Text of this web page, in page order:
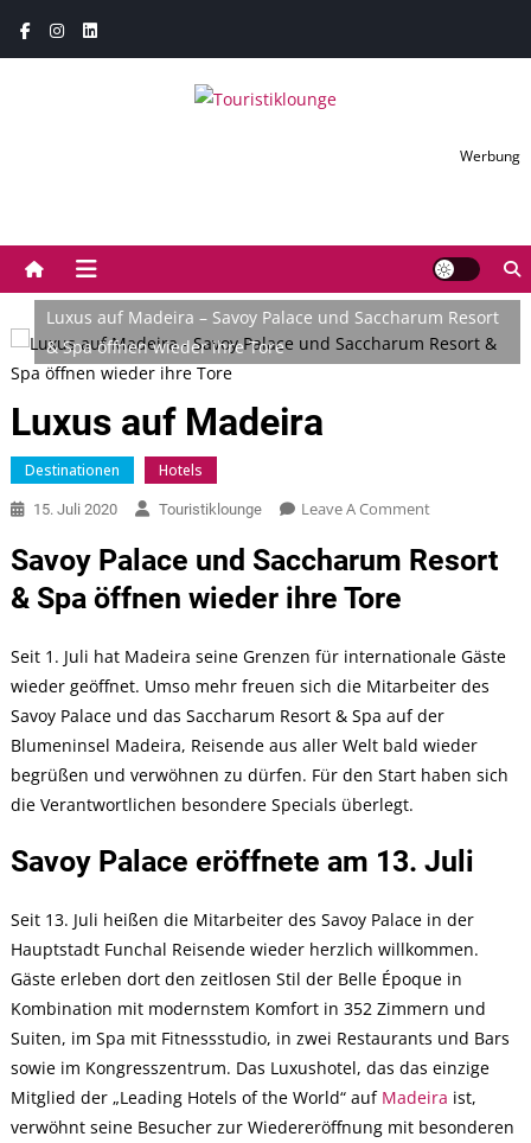
Werbung
Luxus auf Madeira – Savoy Palace und Saccharum Resort
& Spa öffnen wieder ihre Tore
Luxus auf Madeira
Destinationen Hotels
15. Juli 2020 Touristiklounge Leave A CommentOn
Auf
Savoy Palace und Saccharum Resort
& Spa öffnen wieder ihre Tore
Seit 1. Juli hat Madeira seine Grenzen für internationale Gäste
wieder geöffnet. Umso mehr freuen sich die Mitarbeiter des
Savoy Palace und das Saccharum Resort & Spa auf der
Blumeninsel Madeira, Reisende aus aller Welt bald wieder
begrüßen und verwöhnen zu dürfen. Für den Start haben sich
die Verantwortlichen besondere Specials überlegt.
Savoy Palace eröffnete am 13. Juli
Seit 13. Juli heißen die Mitarbeiter des Savoy Palace in der
Hauptstadt Funchal Reisende wieder herzlich willkommen.
Gäste erleben dort den zeitlosen Stil der Belle Époque in
Kombination mit modernstem Komfort in 352 Zimmern und
Suiten, im Spa mit Fitnessstudio, in zwei Restaurants und Bars
sowie im Kongresszentrum. Das Luxushotel, das das einzige
Mitglied der „Leading Hotels of the World“ auf Madeira ist,
verwöhnt seine Besucher zur Wiedereröffnung mit besonderen